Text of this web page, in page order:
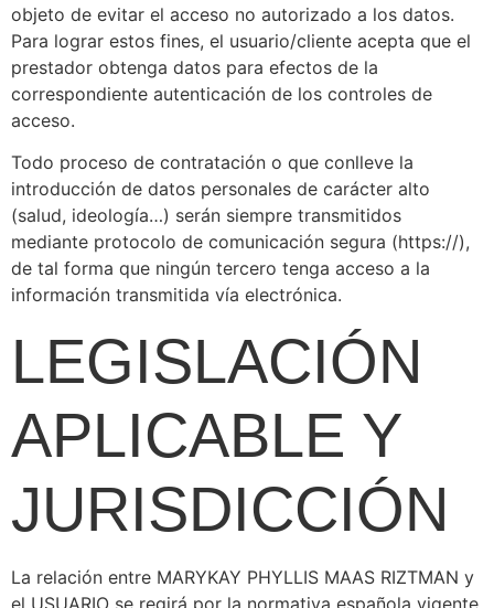
objeto de evitar el acceso no autorizado a los datos.
Para lograr estos fines, el usuario/cliente acepta que el
prestador obtenga datos para efectos de la
correspondiente autenticación de los controles de
acceso.
Todo proceso de contratación o que conlleve la
introducción de datos personales de carácter alto
(salud, ideología…) serán siempre transmitidos
mediante protocolo de comunicación segura (https://),
de tal forma que ningún tercero tenga acceso a la
información transmitida vía electrónica.
LEGISLACIÓN
APLICABLE Y
JURISDICCIÓN
La relación entre MARYKAY PHYLLIS MAAS RIZTMAN y
el USUARIO se regirá por la normativa española vigente